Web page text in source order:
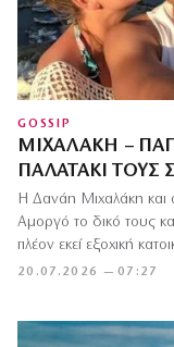
GOSSIP
ΜΙΧΑΛΆΚΗ –
ΠΑΛΑΤΆΚΙ
20.07.2026 — 07:27
Η Δανάη Μιχαλάκη και
Αμοργό το δικό τους
πλέον εκεί εξοχική